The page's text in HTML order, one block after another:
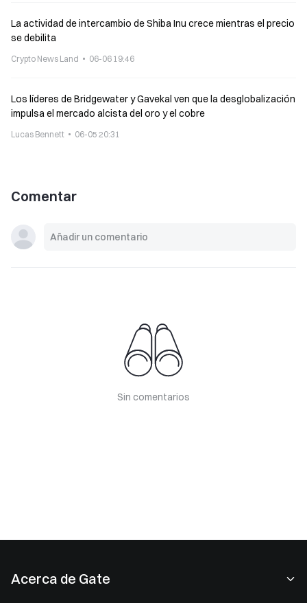
La actividad de intercambio de Shiba Inu crece mientras el precio
se debilita
Crypto News Land 06-06 19:46
Los líderes de Bridgewater y Gavekal ven que la desglobalización
impulsa el mercado alcista del oro y el cobre
Lucas Bennett 06-05 20:31
Comentar
Sin comentarios
Acerca de Gate